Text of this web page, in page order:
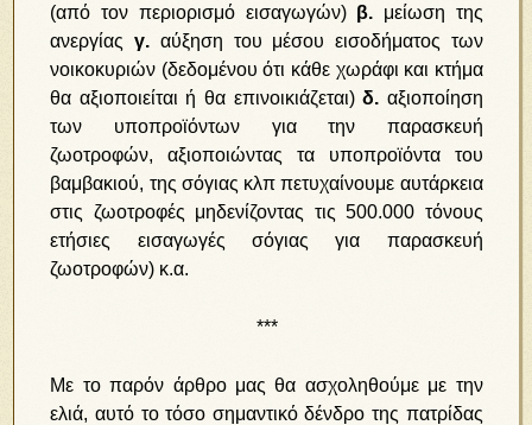
(από τον περιορισμό εισαγωγών) β. μείωση της
ανεργίας γ.αύξηση του μέσου εισοδήματος των
νοικοκυριών (δεδομένου ότι κάθε χωράφι και κτήμα
θα αξιοποιείται ή θα επινοικιάζεται)δ. αξιοποίηση
των υποπροϊόντων για την παρασκευή
ζωοτροφών, αξιοποιώντας τα υποπροϊόντα του
βαμβακιού, της σόγιας κλπ πετυχαίνουμε αυτάρκεια
στις ζωοτροφές μηδενίζοντας τις 500.000 τόνους
ετήσιες εισαγωγές σόγιας για παρασκευή
ζωοτροφών) κ.α.
***
Με το παρόν άρθρο μας θα ασχοληθούμε με την
ελιά, αυτό το τόσο σημαντικό δένδρο της πατρίδας